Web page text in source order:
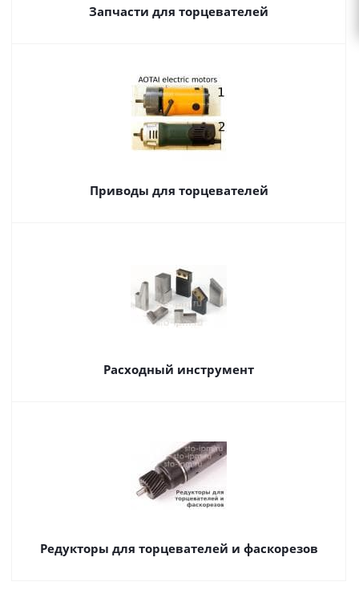
Запчасти для торцевателей
Приводы для торцевателей
Расходный инструмент
Редукторы для торцевателей и фаскорезов